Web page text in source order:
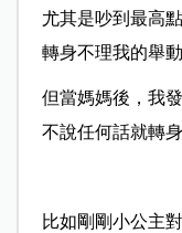
尤其是吵到最高
轉身不理我的舉
但當媽媽後，我
不說任何話就轉
比如剛剛小公主